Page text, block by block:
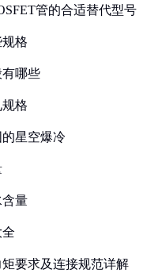
管的合适替代型号
格
哪些
格
星空爆冷
量
要求及连接规范详解